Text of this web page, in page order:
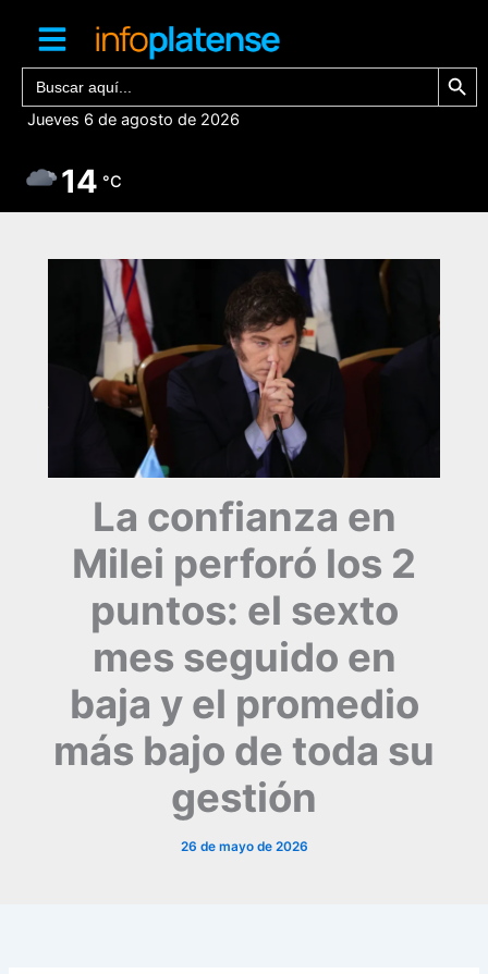
contenido
Buscar: Botón de
Jueves 6 de agosto de 2026
14 °C
La confianza en
Milei perforó los 2
puntos: el sexto
mes seguido en
baja y el promedio
más bajo de toda su
gestión
26 de mayo de 2026